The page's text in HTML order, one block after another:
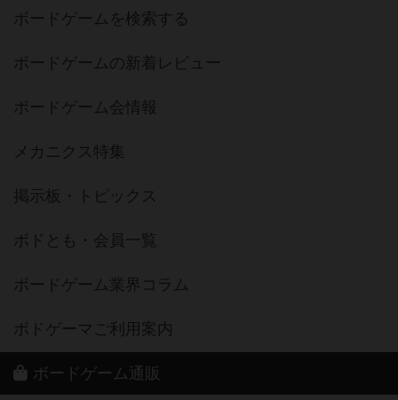
ボードゲームを検索する
ボードゲームの新着レビュー
ボードゲーム会情報
メカニクス特集
掲示板・トピックス
ボドとも・会員一覧
ボードゲーム業界コラム
ボドゲーマご利用案内
ボードゲーム通販